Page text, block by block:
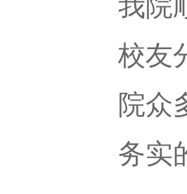
校友
院众
务实